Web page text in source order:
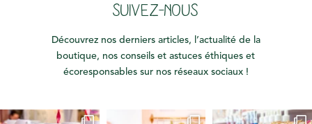
SUIVEZ-NOUS
Découvrez nos derniers articles, l’actualité de la
boutique, nos conseils et astuces éthiques et
écoresponsables sur nos réseaux sociaux !